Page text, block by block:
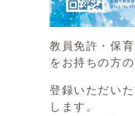
教員免許・保
をお持ちの方
登録いただい
します。